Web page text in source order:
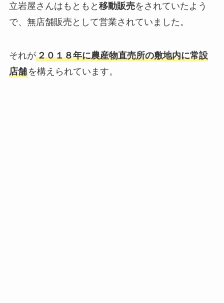
立岩屋さんはもともと 移動販売をされていたよう
で、無店舗販売として営業されていました。
それが２０１８年に農産物直売所の敷地内に常設
店舗を構えられています。